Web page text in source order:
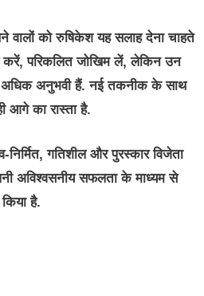
वालों को रुषिकेश यह सलाह देना चाहते
करें, परिकलित जोखिम लें, लेकिन उन
अनुभवी हैं. नई तकनीक के साथ
आगे का रास्ता है.
गतिशील और पुरस्कार विजेता
अविश्वसनीय सफलता के माध्यम से
है.